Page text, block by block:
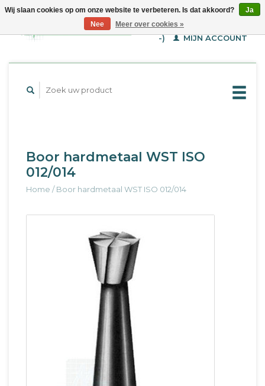
WINKELWAGEN (€--,-
-)
MIJN ACCOUNT
Boor hardmetaal WST ISO
012/014
Home /Boor hardmetaal WST ISO 012/014
Wij slaan cookies op om onze website te verbeteren. Is dat akkoord?
Ja
Nee
Meer over cookies »